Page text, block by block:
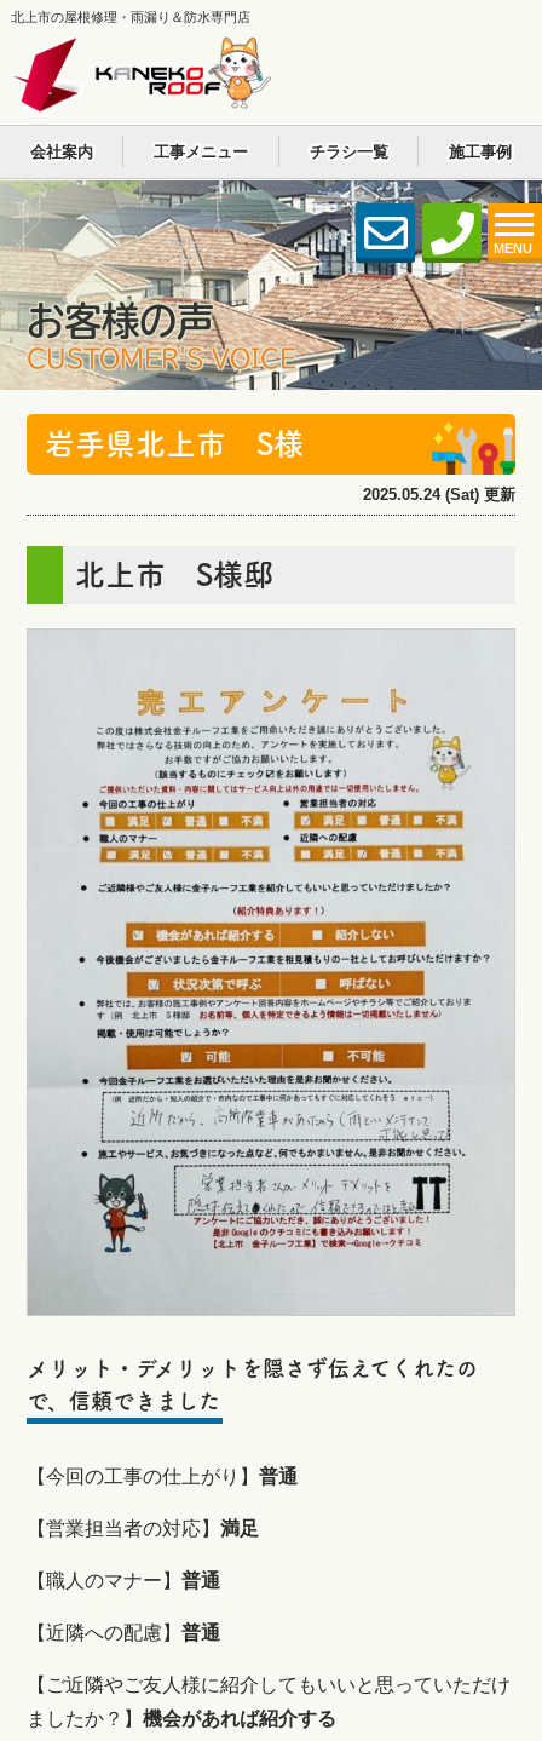
北上市の屋根修理・雨漏り＆防水専門店
MENU
会社案内 工事メニュー チラシ一覧 施工事例
お客様の声
CUSTOMER'S VOICE
岩手県北上市 S様
2025.05.24 (Sat) 更新
北上市 S様邸
メリット・デメリットを隠さず伝えてくれたの
で、信頼できました
【今回の工事の仕上がり】普通
【営業担当者の対応】満足
【職人のマナー】普通
【近隣への配慮】普通
【ご近隣やご友人様に紹介してもいいと思っていただけ
ましたか？】機会があれば紹介する